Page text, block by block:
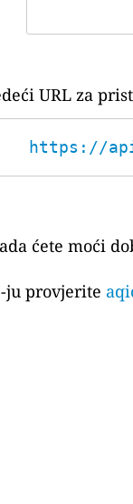
URL za
https://
ćete moći
ju provjerite